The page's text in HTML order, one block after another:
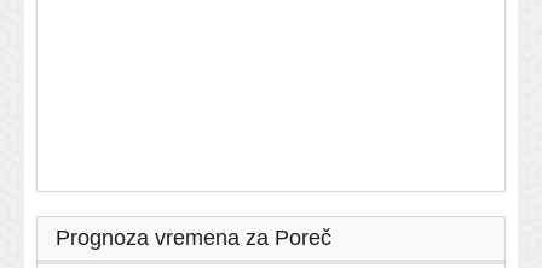
Prognoza vremena za Poreč